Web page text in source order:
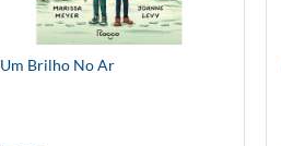
Um Brilho No Ar